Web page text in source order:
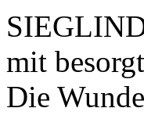
mit
Die